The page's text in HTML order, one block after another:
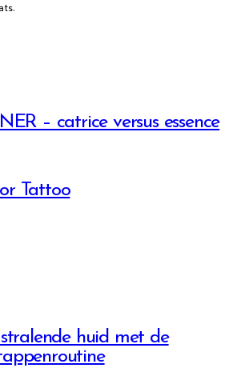
– catrice versus essence
Tattoo
huid met de